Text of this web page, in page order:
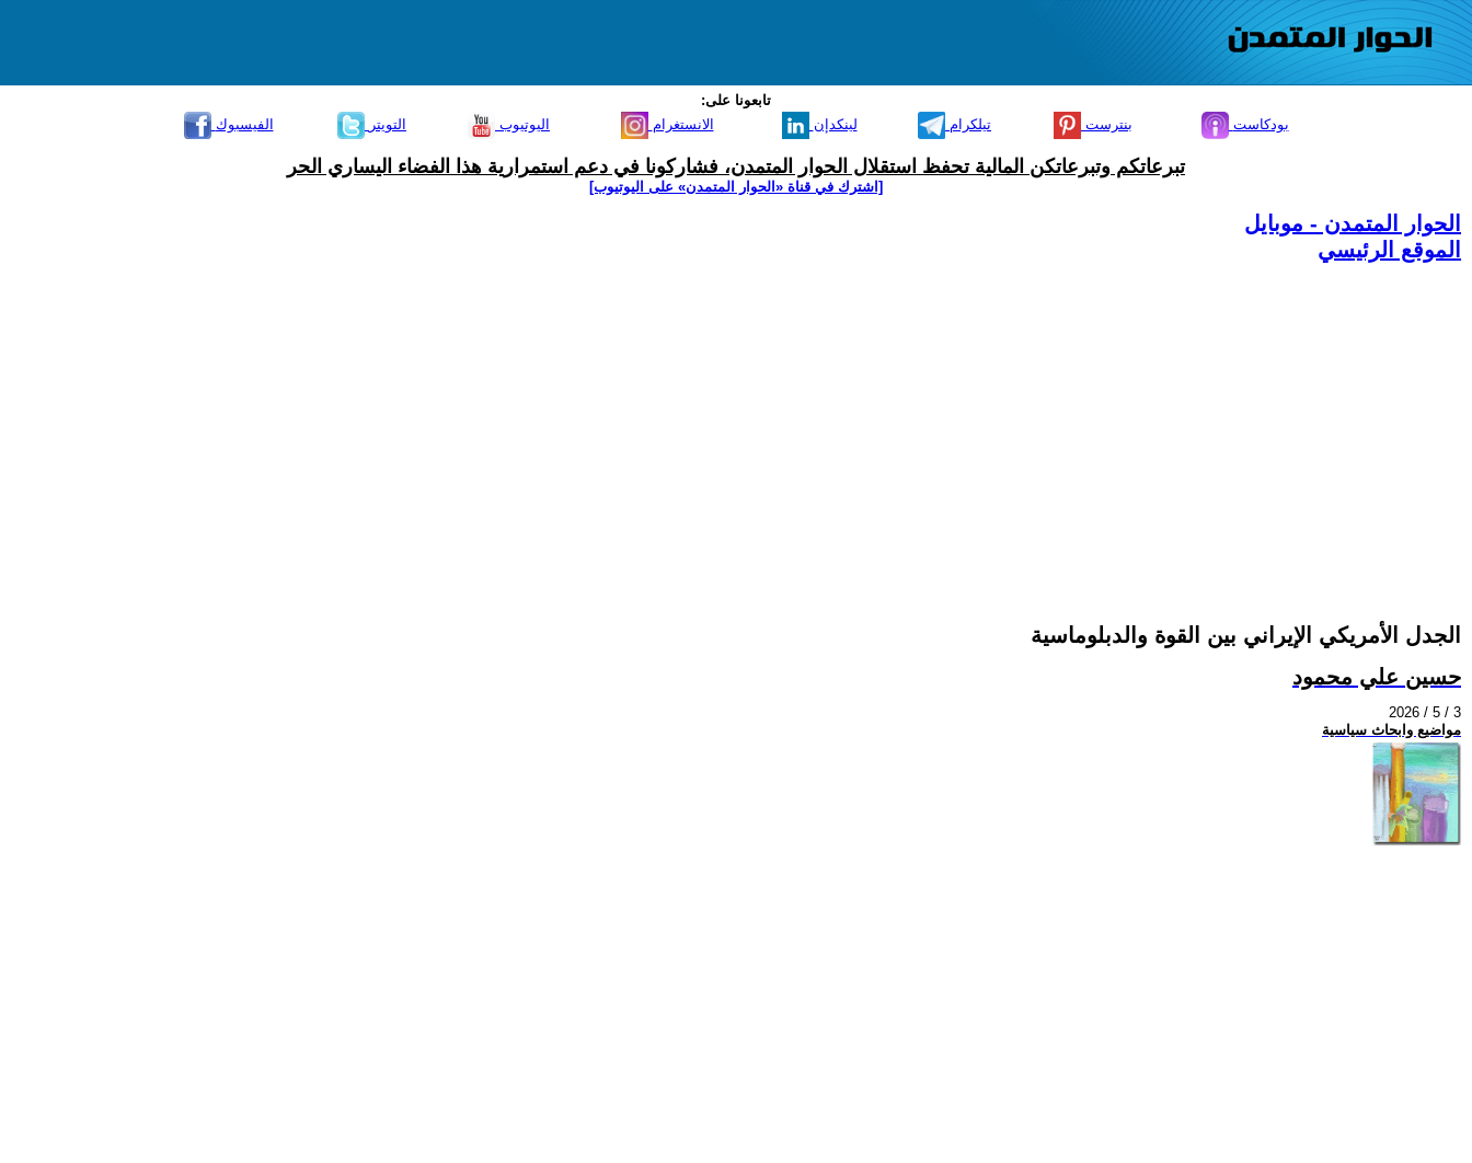
تابعونا على:
الفيسبوك
التويتر اليوتيوب الانستغرام لينكدإن تيلكرام بنترست بودكاست
تبرعاتكم وتبرعاتكن المالية تحفظ استقلال الحوار المتمدن، فشاركونا في دعم استمرارية هذا الفضاء اليساري الحر
[اشترك في قناة ‫«الحوار المتمدن» على اليوتيوب]
الحوار المتمدن - موبايل
الموقع الرئيسي
الجدل الأمريكي الإيراني بين القوة والدبلوماسية
حسين علي محمود
2026 / 5 / 3
مواضيع وابحاث سياسية